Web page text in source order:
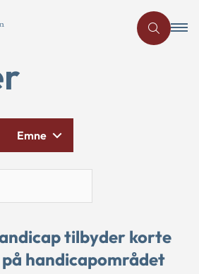
Emne
tilbyder korte
handicapområdet